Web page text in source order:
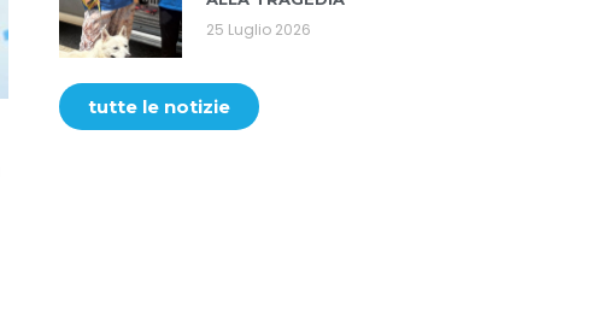
25 Luglio 2026
tutte le notizie